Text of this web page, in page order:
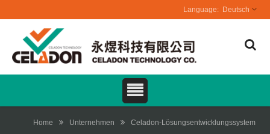
Deutsch
Home Unternehmen Celadon-Lösungsentwicklungssystem